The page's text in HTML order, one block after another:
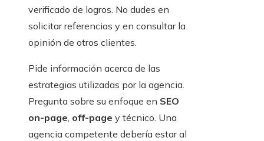
verificado de logros. No dudes en
solicitar referencias y en consultar la
opinión de otros clientes.
Pide información acerca de las
estrategias utilizadas por la agencia.
Pregunta sobre su enfoque en SEO
on-page, off-page y técnico. Una
agencia competente debería estar al